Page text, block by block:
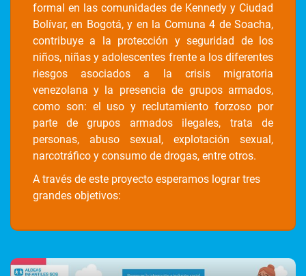
formal en las comunidades de Kennedy y Ciudad
Bolívar, en Bogotá, y en la Comuna 4 de Soacha,
contribuye a la protección y seguridad de los
niños, niñas y adolescentes frente a los diferentes
riesgos asociados a la crisis migratoria
venezolana y la presencia de grupos armados,
como son: el uso y reclutamiento forzoso por
parte de grupos armados ilegales, trata de
personas, abuso sexual, explotación sexual,
narcotráfico y consumo de drogas, entre otros.
A través de este proyecto esperamos lograr tres
grandes objetivos: